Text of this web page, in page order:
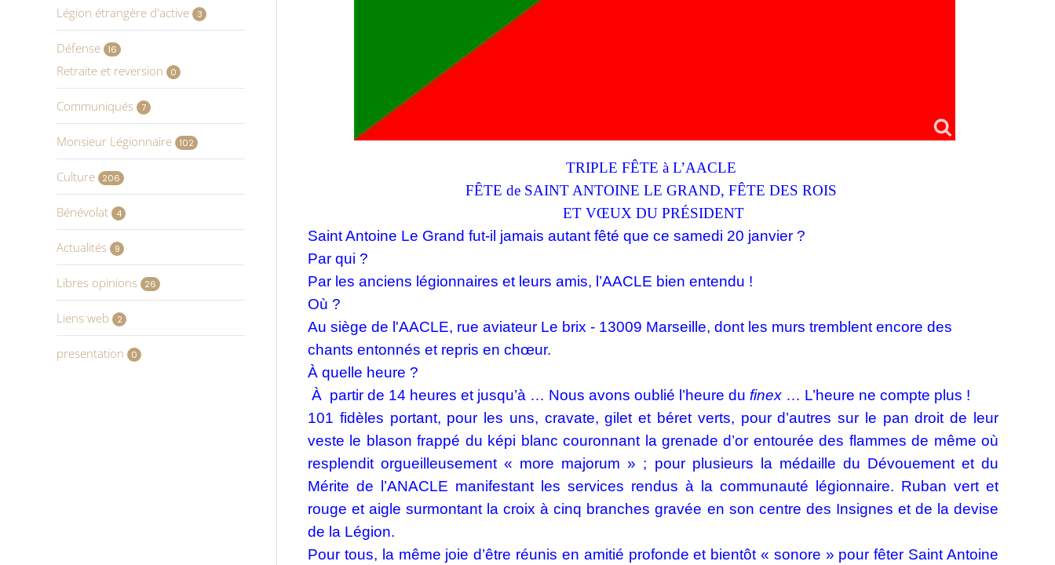
TRIPLE FÊTE à L’AACLE
FÊTE de SAINT ANTOINE LE GRAND, FÊTE DES ROIS
ET VŒUX DU PRÉSIDENT
Saint Antoine Le Grand fut-il jamais autant fêté que ce samedi 20 janvier ?
Par qui ?
Par les anciens légionnaires et leurs amis, l’AACLE bien entendu !
Où ?
Au siège de l'AACLE, rue aviateur Le brix - 13009 Marseille, dont les murs tremblent encore des
chants entonnés et repris en chœur.
À quelle heure ?
À partir de 14 heures et jusqu’à … Nous avons oublié l’heure du finex … L’heure ne compte plus !
101 fidèles portant, pour les uns, cravate, gilet et béret verts, pour d’autres sur le pan droit de leur
veste le blason frappé du képi blanc couronnant la grenade d’or entourée des flammes de même où
resplendit orgueilleusement « more majorum » ; pour plusieurs la médaille du Dévouement et du
Mérite de l’ANACLE manifestant les services rendus à la communauté légionnaire. Ruban vert et
rouge et aigle surmontant la croix à cinq branches gravée en son centre des Insignes et de la devise
de la Légion.
Pour tous, la même joie d’être réunis en amitié profonde et bientôt « sonore » pour fêter Saint Antoine
Légion étrangère d'active 3
Défense 16
Retraite et reversion 0
Communiqués 7
Monsieur Légionnaire 102
Culture 206
Bénévolat 4
Actualités 9
Libres opinions 26
Liens web 2
presentation 0